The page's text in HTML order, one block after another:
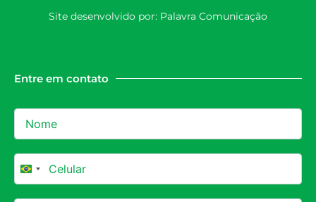
Site desenvolvido por: Palavra Comunicação
Entre em contato
Brazil +55